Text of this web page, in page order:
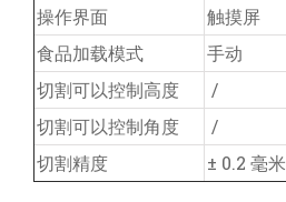
操作界面
触摸屏
食品加载模式
手动
切割可以控制高度
/
切割可以控制角度
/
切割精度
± 0.2 毫米